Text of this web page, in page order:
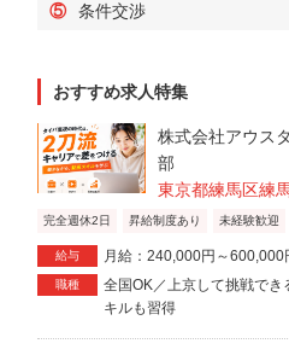
⑤ 条件交渉
おすすめ求人特集
株式会社アウス
部
東京都練馬区練
完全週休2日 昇給制度あり 未経験歓迎
給与 月給：240,000円～600,000
職種
全国OK／上京して挑戦でき
キルも習得